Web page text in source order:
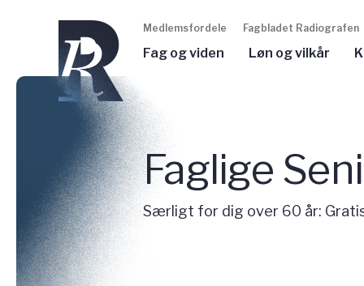
Medlemsfordele Fagbladet Radiografen
Fag og viden Løn og vilkår
Faglige
Særligt for dig over 60 år: